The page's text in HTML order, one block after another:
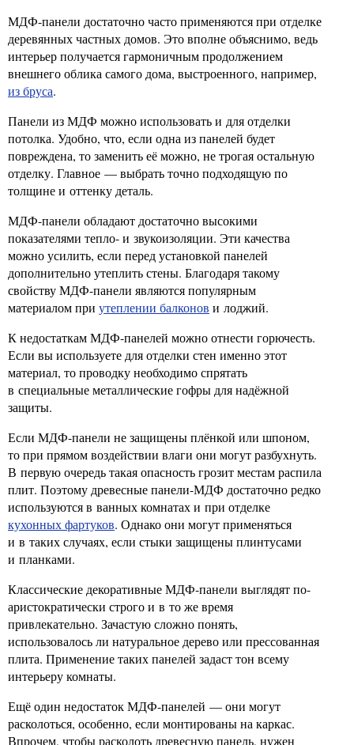
МДФ-панели достаточно часто применяются при отделке
деревянных частных домов. Это вполне объяснимо, ведь
интерьер получается гармоничным продолжением
внешнего облика самого дома, выстроенного, например,
из бруса.
Панели из МДФ можно использовать и для отделки
потолка. Удобно, что, если одна из панелей будет
повреждена, то заменить её можно, не трогая остальную
отделку. Главное — выбрать точно подходящую по
толщине и оттенку деталь.
МДФ-панели обладают достаточно высокими
показателями тепло- и звукоизоляции. Эти качества
можно усилить, если перед установкой панелей
дополнительно утеплить стены. Благодаря такому
свойству МДФ-панели являются популярным
материалом при утеплении балконов и лоджий.
К недостаткам МДФ-панелей можно отнести горючесть.
Если вы используете для отделки стен именно этот
материал, то проводку необходимо спрятать
в специальные металлические гофры для надёжной
защиты.
Если МДФ-панели не защищены плёнкой или шпоном,
то при прямом воздействии влаги они могут разбухнуть.
В первую очередь такая опасность грозит местам распила
плит. Поэтому древесные панели-МДФ достаточно редко
используются в ванных комнатах и при отделке
кухонных фартуков. Однако они могут применяться
и в таких случаях, если стыки защищены плинтусами
и планками.
Классические декоративные МДФ-панели выглядят по-
аристократически строго и в то же время
привлекательно. Зачастую сложно понять,
использовалось ли натуральное дерево или прессованная
плита. Применение таких панелей задаст тон всему
интерьеру комнаты.
Ещё один недостаток МДФ-панелей — они могут
расколоться, особенно, если монтированы на каркас.
Впрочем, чтобы расколоть древесную панель, нужен